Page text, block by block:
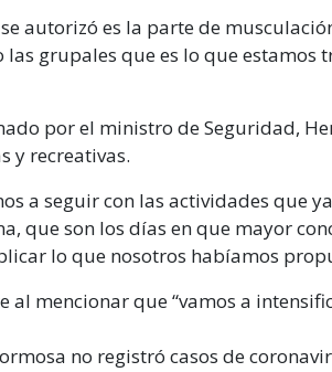
autorizó es la parte de
grupales que es lo que estamos
por el ministro de Seguridad,
y recreativas.
a seguir con las actividades que
que son los días en que mayor
lo que nosotros habíamos
al mencionar que “vamos a
no registró casos de